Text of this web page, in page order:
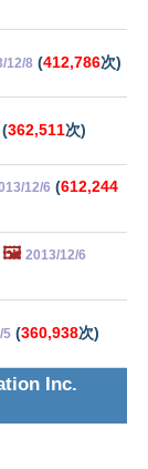
12/8 (412,786次)
(362,511次)
12/6 (612,244
🖼️ 2013/12/6
5 (360,938次)
Inc.